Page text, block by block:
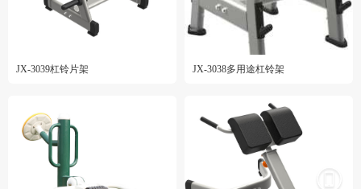
JX-3039杠铃片架 JX-3038多用途杠铃架